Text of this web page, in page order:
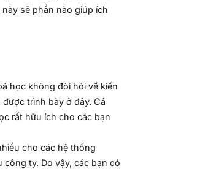
sẽ phần nào giúp ích
học không đòi hỏi về kiến
trình bày ở đây. Cá
rất hữu ích cho các bạn
cho các hệ thống
ty. Do vậy, các bạn có